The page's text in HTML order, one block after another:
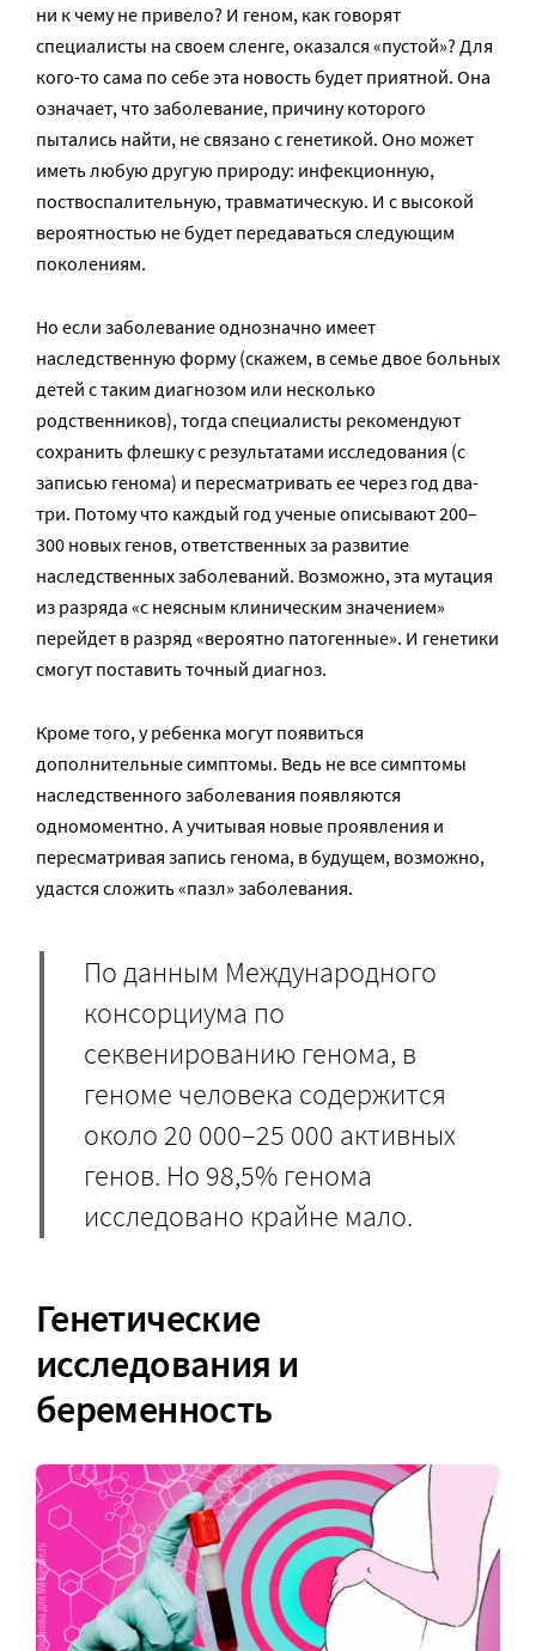
ни к чему не привело? И геном, как говорят
специалисты на своем сленге, оказался «пустой»? Для
кого-то сама по себе эта новость будет приятной. Она
означает, что заболевание, причину которого
пытались найти, не связано с генетикой. Оно может
иметь любую другую природу: инфекционную,
поствоспалительную, травматическую. И с высокой
вероятностью не будет передаваться следующим
поколениям.
Но если заболевание однозначно имеет
наследственную форму (скажем, в семье двое больных
детей с таким диагнозом или несколько
родственников), тогда специалисты рекомендуют
сохранить флешку с результатами исследования (с
записью генома) и пересматривать ее через год два-
три. Потому что каждый год ученые описывают 200–
300 новых генов, ответственных за развитие
наследственных заболеваний. Возможно, эта мутация
из разряда «с неясным клиническим значением»
перейдет в разряд «вероятно патогенные». И генетики
смогут поставить точный диагноз.
Кроме того, у ребенка могут появиться
дополнительные симптомы. Ведь не все симптомы
наследственного заболевания появляются
одномоментно. А учитывая новые проявления и
пересматривая запись генома, в будущем, возможно,
удастся сложить «пазл» заболевания.
По данным Международного
консорциума по
секвенированию генома, в
геноме человека содержится
около 20 000–25 000 активных
генов. Но 98,5% генома
исследовано крайне мало.
Генетические
исследования и
беременность